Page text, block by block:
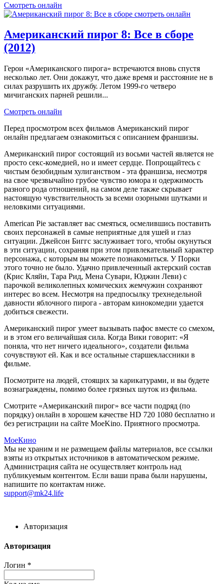
Смотреть онлайн
Американский пирог 8: Все в сборе
(2012)
Герои «Американского пирога» встречаются вновь спустя
несколько лет. Они докажут, что даже время и расстояние не в
силах разрушить их дружбу. Летом 1999-го четверо
мичиганских парней решили...
Смотреть онлайн
Перед просмотром всех фильмов Американский пирог
онлайн предлагаем ознакомиться с описанием франшизы.
Американский пирог состоящий из восьми частей является не
просто секс-комедией, но и имеет сердце. Попрощайтесь с
чистым безобидным хулиганством - эта франшиза, несмотря
на свое чрезвычайно грубое чувство юмора и одержимость
разного рода отношений, на самом деле также скрывает
настоящую чувствительность за всеми озорными шутками и
неловкими ситуациями.
American Pie заставляет вас смеяться, осмелившись поставить
своих персонажей в самые неприятные для ушей и глаз
ситуации. Джейсон Биггс заслуживает того, чтобы окунуться
в эти ситуации, сохраняя при этом привлекательный характер
персонажа, с которым вы можете познакомиться. У Порки
этого точно не было. Удачно привлеченный актерский состав
(Крис Кляйн, Тара Рид, Мена Сувари, Юджин Леви) с
парочкой великолепных комических жемчужин сохраняют
интерес во всем. Несмотря на предпосылку трехнедельной
давности яблочного пирога - авторам кинокомедии удается
добиться свежести.
Американский пирог умеет вызывать пафос вместе со смехом,
и в этом его величайшая сила. Когда Вики говорит: «Я
поняла, что нет ничего идеального», создатели фильма
сочувствуют ей. Как и все остальные старшеклассники в
фильме.
Посмотрите на людей, стоящих за карикатурами, и вы будете
вознаграждены, помимо более грязных шуток из фильма.
Смотрите «Американский пирог» все части подряд (по
порядку) онлайн в хорошем качестве HD 720 1080 бесплатно и
без регистрации на сайте MoeKino. Приятного просмотра.
МоеКино
Мы не храним и не размещаем файлы материалов, все ссылки
взяты из открытых источников в автоматическом режиме.
Администрация сайта не осуществляет контроль над
публикуемым контентом. Если ваши права были нарушены,
напишите по контактам ниже.
support@mk24.life
Авторизация
Авторизация
Логин *